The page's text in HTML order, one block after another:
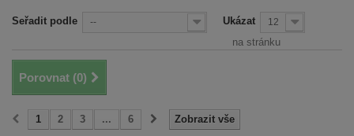
Seřadit podle -- Ukázat 12
na stránku
Porovnat (0)
Zobrazit vše
1 2 3 ... 6